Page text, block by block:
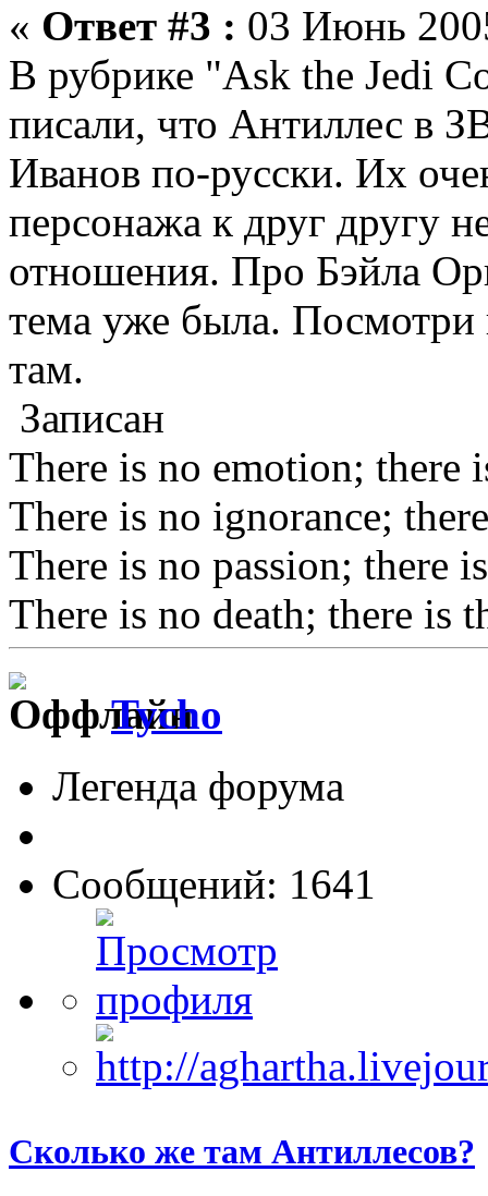
« Ответ #3 : 03 Июнь
В рубрике "Ask the Jedi
писали, что Антиллес в
Иванов по-русски. Их
персонажа к друг другу
отношения. Про Бэйла
тема уже была.
там.
Записан
There is no emotion; there
There is no ignorance;
There is no passion; there
There is no death; there is
Tycho
Легенда форума
Сообщений: 1641
Сколько же там Антиллесов?